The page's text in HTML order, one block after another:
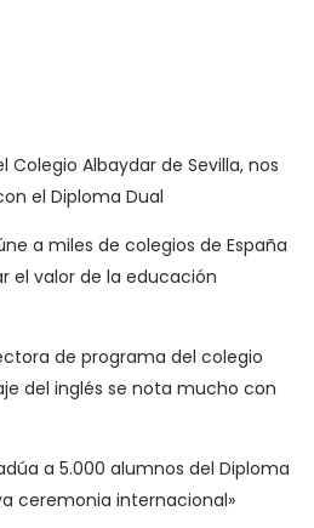
Colegio Albaydar de Sevilla, nos
el Diploma Dual
a miles de colegios de España
el valor de la educación
de programa del colegio
del inglés se nota mucho con
a 5.000 alumnos del Diploma
ceremonia internacional»